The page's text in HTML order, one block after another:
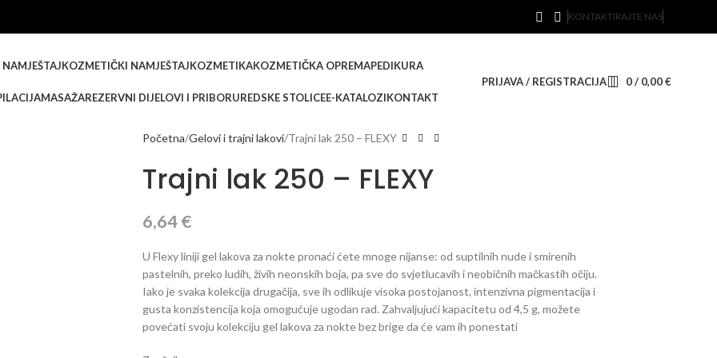
KONTAKTIRAJTE NAS
NAMJEŠTAJKOZMETIČKI NAMJEŠTAJKOZMETIKAKOZMETIČKA OPREMAPEDIKURA
MASAŽAREZERVNI DIJELOVI I PRIBORUREDSKE STOLICEE-KATALOZIKONTAKT
PRIJAVA / REGISTRACIJA 0/ 0,00€
Početna Gelovi i trajni lakovi Trajni lak 250 – FLEXY
Trajni lak 250 – FLEXY
6,64€
U Flexy liniji gel lakova za nokte pronaći ćete mnoge nijanse: od suptilnih nude i smirenih
pastelnih, preko ludih, živih neonskih boja, pa sve do svjetlucavih i neobičnih mačkastih očiju.
Iako je svaka kolekcija drugačija, sve ih odlikuje visoka postojanost, intenzivna pigmentacija i
gusta konzistencija koja omogućuje ugodan rad. Zahvaljujući kapacitetu od 4,5 g, možete
povećati svoju kolekciju gel lakova za nokte bez brige da će vam ih ponestati